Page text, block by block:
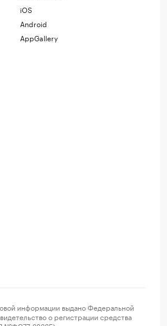
iOS
Android
AppGallery
информации выдано Федеральной
о регистрации средства